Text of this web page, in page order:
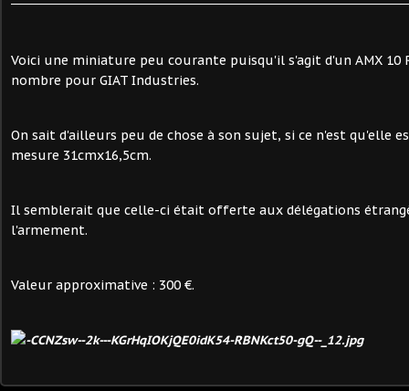
Voici une miniature peu courante puisqu'il s'agit d'un AMX 10
nombre pour GIAT Industries.
On sait d'ailleurs peu de chose à son sujet, si ce n'est qu'elle
mesure 31cmx16,5cm.
Il semblerait que celle-ci était offerte aux délégations
l'armement.
Valeur approximative : 300 €.